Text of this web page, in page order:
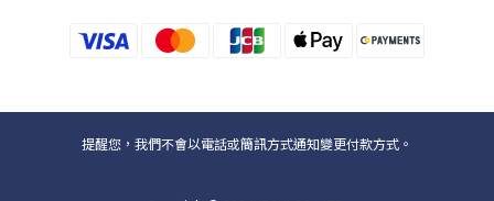
提醒您，我們不會以電話或簡訊方式通知變更付款方式。